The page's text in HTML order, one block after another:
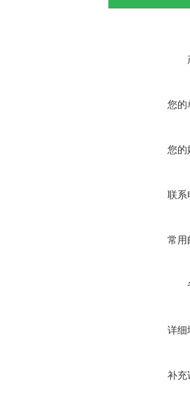
您的
您的
联系
常用
详细
补充